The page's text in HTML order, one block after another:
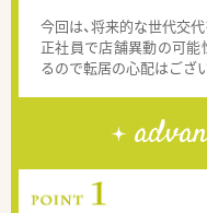
今回は、将来的な世代交
正社員で店舗異動の可能
るので転居の心配はござ